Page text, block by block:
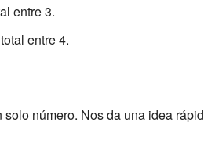
entre 3.
entre 4.
número. Nos da una idea